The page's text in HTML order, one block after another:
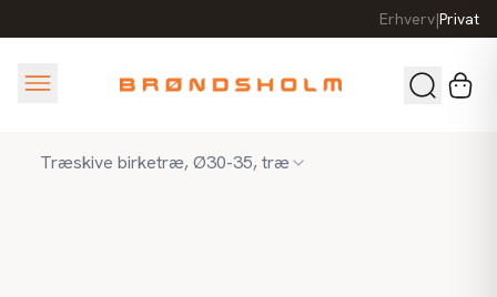
Erhverv|Privat
Træskive birketræ, Ø30-35, træ